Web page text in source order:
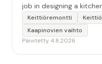
job in designing a
that is practical and
advice was very helpful
and she was able to
Keittiöremontti
Kaapinovien vaihto
Päivitetty 4.8.2026